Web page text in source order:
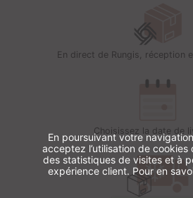
En direct de Rungis, réception
Choisissez la date de
En poursuivant votre
acceptez l’utilisation de cookies
des statistiques de visites et à
expérience client. Pour en